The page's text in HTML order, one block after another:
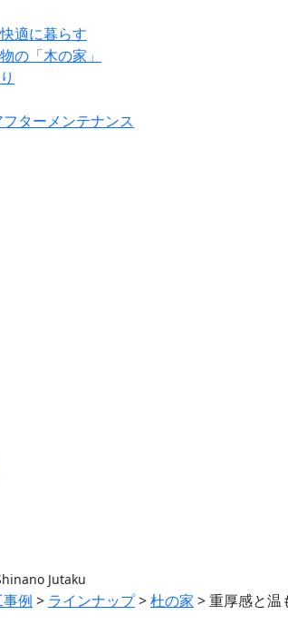
適に暮らす
の「木の家」
ターメンテナンス
Jutaku
例 > ラインナップ>杜の家 >重厚感と温